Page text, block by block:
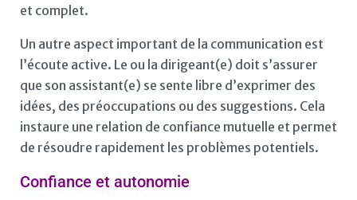
et complet.
Un autre aspect important de la communication est
l’écoute active. Le ou la dirigeant(e) doit s’assurer
que son assistant(e) se sente libre d’exprimer des
idées, des préoccupations ou des suggestions. Cela
instaure une relation de confiance mutuelle et permet
de résoudre rapidement les problèmes potentiels.
Confiance et autonomie